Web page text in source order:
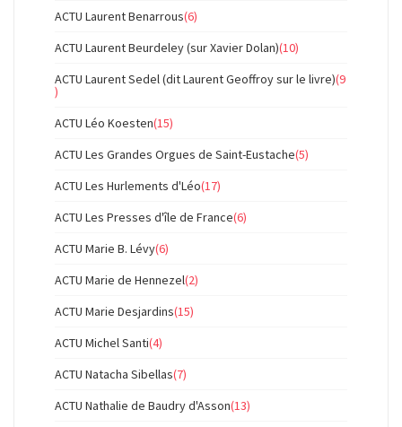
ACTU Laurent Benarrous(6)
ACTU Laurent Beurdeley (sur Xavier Dolan)(10)
ACTU Laurent Sedel (dit Laurent Geoffroy sur le livre)(9
)
ACTU Léo Koesten(15)
ACTU Les Grandes Orgues de Saint-Eustache(5)
ACTU Les Hurlements d'Léo(17)
ACTU Les Presses d'île de France(6)
ACTU Marie B. Lévy(6)
ACTU Marie de Hennezel(2)
ACTU Marie Desjardins(15)
ACTU Michel Santi(4)
ACTU Natacha Sibellas(7)
ACTU Nathalie de Baudry d'Asson(13)